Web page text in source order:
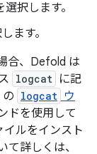
選択します。
ます。
合、Defold は
logcat に記
logcat ウ
ドを使用して
イルをインスト
詳しくは、